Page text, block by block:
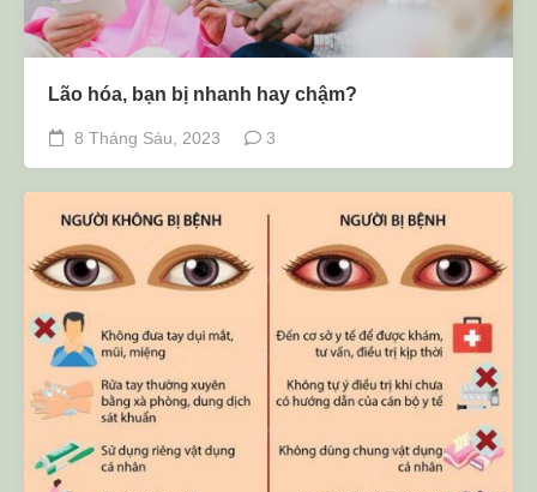
Lão hóa, bạn bị nhanh hay chậm?
8 Tháng Sáu, 2023 3